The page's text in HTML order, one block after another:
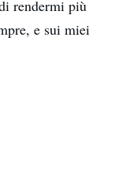
rendermi più
e sui miei